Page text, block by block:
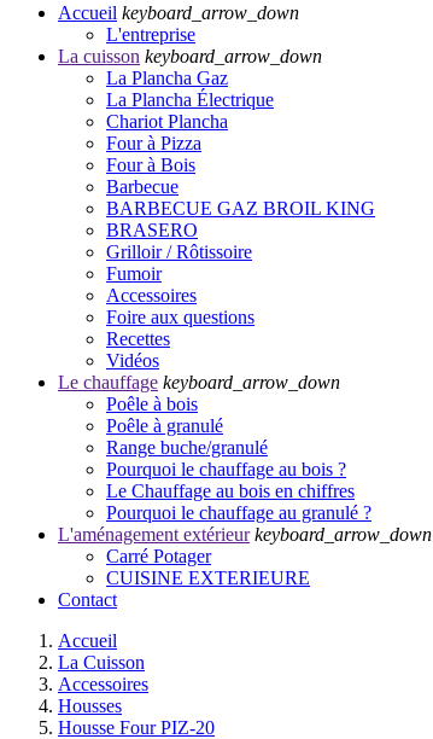
Accueil keyboard_arrow_down
L'entreprise
La cuisson keyboard_arrow_down
La Plancha Gaz
La Plancha Électrique
Chariot Plancha
Four à Pizza
Four à Bois
Barbecue
BARBECUE GAZ BROIL KING
BRASERO
Grilloir / Rôtissoire
Fumoir
Accessoires
Foire aux questions
Recettes
Vidéos
Le chauffage keyboard_arrow_down
Poêle à bois
Poêle à granulé
Range buche/granulé
Pourquoi le chauffage au bois ?
Le Chauffage au bois en chiffres
Pourquoi le chauffage au granulé ?
L'aménagement extérieur keyboard_arrow_down
Carré Potager
CUISINE EXTERIEURE
Contact
Accueil
La Cuisson
Accessoires
Housses
Housse Four PIZ-20